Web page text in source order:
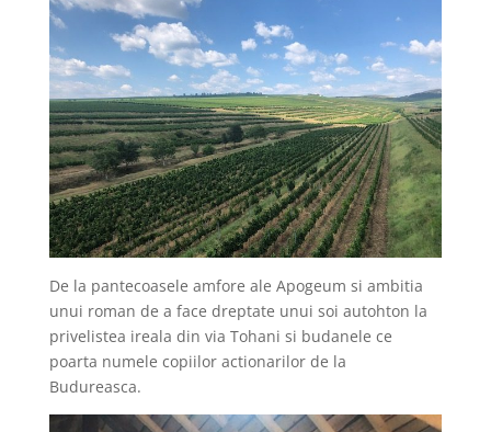
De la pantecoasele amfore ale Apogeum si ambitia
unui roman de a face dreptate unui soi autohton la
privelistea ireala din via Tohani si budanele ce
poarta numele copiilor actionarilor de la
Budureasca.